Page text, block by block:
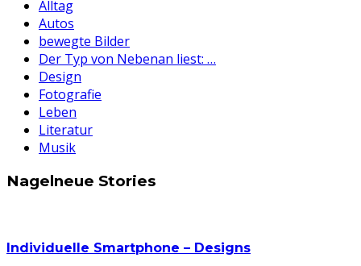
Alltag
Autos
bewegte Bilder
Der Typ von Nebenan liest: …
Design
Fotografie
Leben
Literatur
Musik
Nagelneue Stories
Individuelle Smartphone – Designs